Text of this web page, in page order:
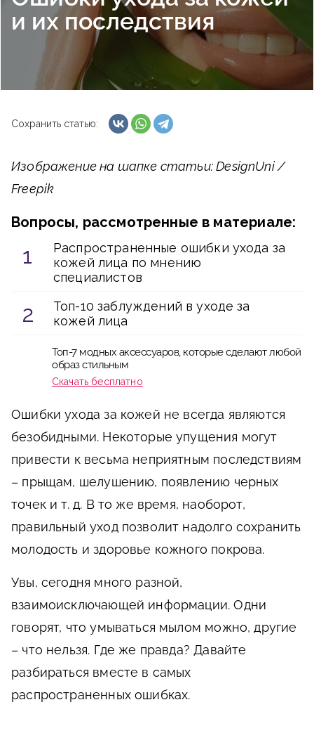
и их последствия
Сохранить статью:
Изображение на шапке статьи: DesignUni /
Freepik
Вопросы, рассмотренные в материале:
Распространенные ошибки ухода за
кожей лица по мнению
специалистов
Топ-10 заблуждений в уходе за
кожей лица
Топ-7 модных аксессуаров, которые сделают любой
образ стильным
Скачать бесплатно
Ошибки ухода за кожей не всегда являются
безобидными. Некоторые упущения могут
привести к весьма неприятным последствиям
– прыщам, шелушению, появлению черных
точек и т. д. В то же время, наоборот,
правильный уход позволит надолго сохранить
молодость и здоровье кожного покрова.
Увы, сегодня много разной,
взаимоисключающей информации. Одни
говорят, что умываться мылом можно, другие
– что нельзя. Где же правда? Давайте
разбираться вместе в самых
распространенных ошибках.